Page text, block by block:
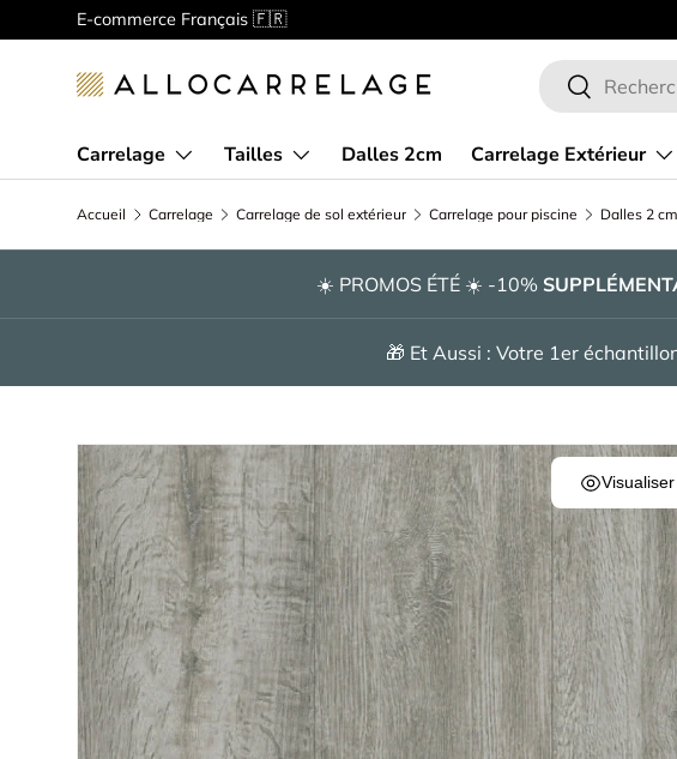
Aller au contenu
Bienvenue chez Allocarrelage!
Recherche
Rechercher
Carrelage Tailles Dalles 2cm Carrelage Extérieur
Accueil Carrelage Carrelage de sol extérieur Carrelage pour piscine Dalles 2 cm
☀️ PROMOS ÉTÉ ☀️ -10%
🎁 Et Aussi : Votre 1er